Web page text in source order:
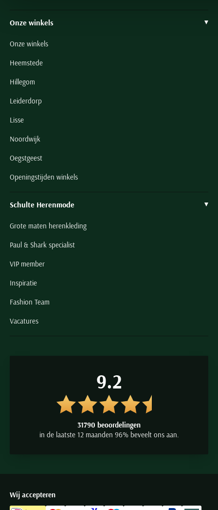
Onze winkels
Onze winkels
Heemstede
Hillegom
Leiderdorp
Lisse
Noordwijk
Oegstgeest
Openingstijden winkels
Schulte Herenmode
Grote maten herenkleding
Paul & Shark specialist
VIP member
Inspiratie
Fashion Team
Vacatures
9.2
31790 beoordelingen
in de laatste 12 maanden 96% beveelt ons aan.
Wij accepteren